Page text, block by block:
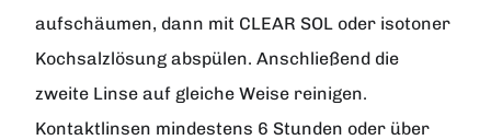
aufschäumen, dann mit CLEAR SOL oder isotoner
Kochsalzlösung abspülen. Anschließend die
zweite Linse auf gleiche Weise reinigen.
Kontaktlinsen mindestens 6 Stunden oder über